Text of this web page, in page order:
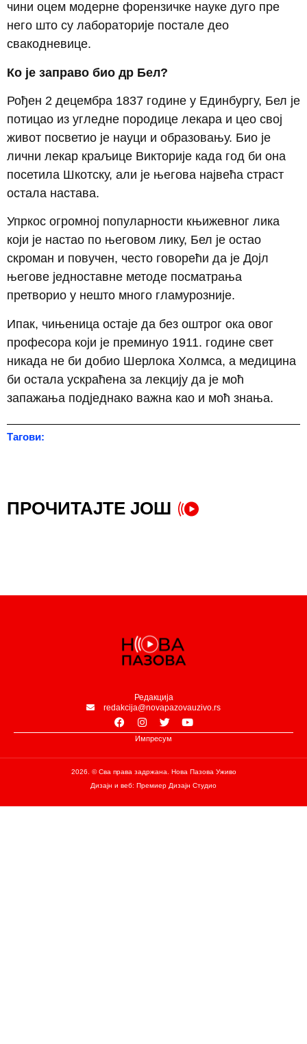
чини оцем модерне форензичке науке дуго пре
него што су лабораторије постале део
свакодневице.
Ко је заправо био др Бел?
Рођен 2 децембра 1837 године у Единбургу, Бел је
потицао из угледне породице лекара и цео свој
живот посветио је науци и образовању. Био је
лични лекар краљице Викторије када год би она
посетила Шкотску, али је његова највећа страст
остала настава.
Упркос огромној популарности књижевног лика
који је настао по његовом лику, Бел је остао
скроман и повучен, често говорећи да је Дојл
његове једноставне методе посматрања
претворио у нешто много гламурозније.
Ипак, чињеница остаје да без оштрог ока овог
професора који је преминуо 1911. године свет
никада не би добио Шерлока Холмса, а медицина
би остала ускраћена за лекцију да је моћ
запажања подједнако важна као и моћ знања.
Тагови:
ПРОЧИТАЈТЕ ЈОШ
Редакција
redakcija@novapazovauzivo.rs
Импресум
2026. © Сва права задржана. Нова Пазова Уживо
Дизајн и веб: Премиер Дизајн Студио